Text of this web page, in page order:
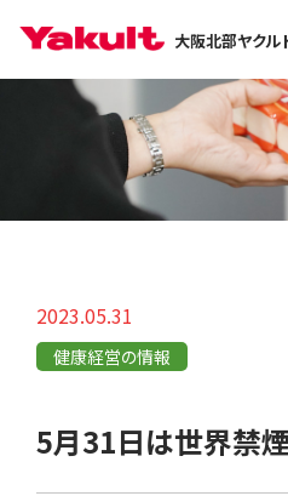
大阪北部ヤクル
2023.05.31
健康経営の情報
5月31日は世界禁